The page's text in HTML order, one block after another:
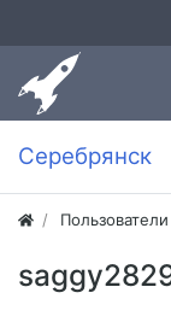
Серебрянск
Пользователи